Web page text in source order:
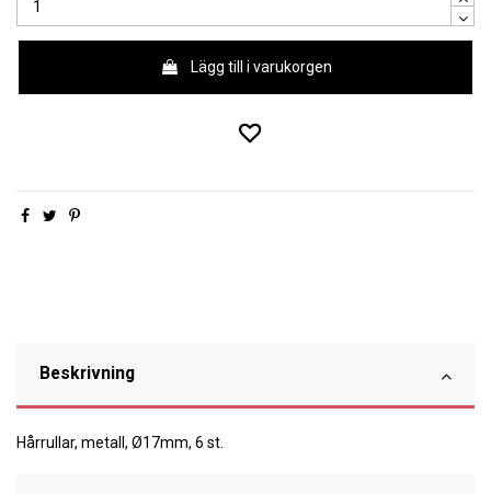
Lägg till i varukorgen
Beskrivning
Hårrullar, metall, Ø17mm, 6 st.